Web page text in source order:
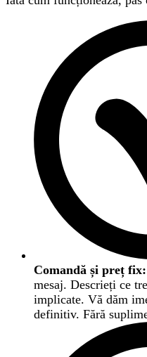
Comandă și preț fix:
mesaj. Descrieți ce
implicate. Vă dăm
definitiv. Fără